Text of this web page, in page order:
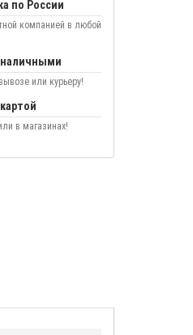
по России
компанией в любой
или курьеру!
в магазинах!